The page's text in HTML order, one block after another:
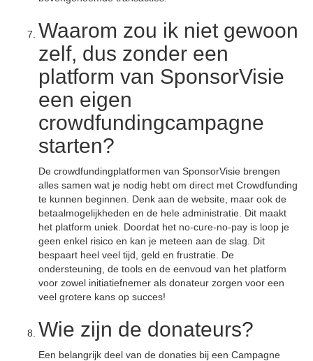
Waarom zou ik niet gewoon
zelf, dus zonder een
platform van SponsorVisie
een eigen
crowdfundingcampagne
starten?
De crowdfundingplatformen van SponsorVisie brengen
alles samen wat je nodig hebt om direct met Crowdfunding
te kunnen beginnen. Denk aan de website, maar ook de
betaalmogelijkheden en de hele administratie. Dit maakt
het platform uniek. Doordat het no-cure-no-pay is loop je
geen enkel risico en kan je meteen aan de slag. Dit
bespaart heel veel tijd, geld en frustratie. De
ondersteuning, de tools en de eenvoud van het platform
voor zowel initiatiefnemer als donateur zorgen voor een
veel grotere kans op succes!
Wie zijn de donateurs?
Een belangrijk deel van de donaties bij een Campagne